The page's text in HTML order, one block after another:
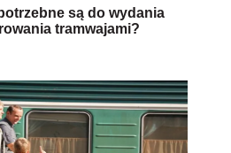
są do wydania
tramwajami?